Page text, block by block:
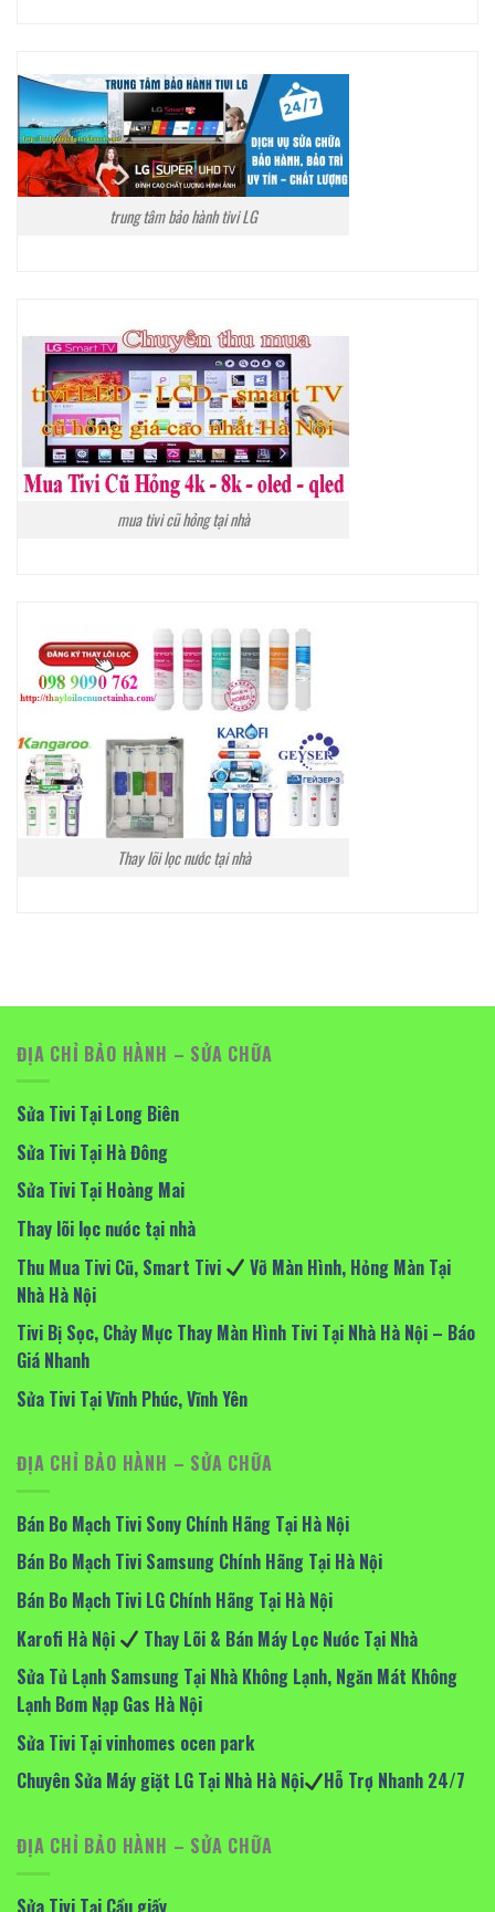
trung tâm bảo hành tivi LG
mua tivi cũ hỏng tại nhà
Thay lõi lọc nước tại nhà
ĐỊA CHỈ BẢO HÀNH – SỬA CHỮA
Sửa Tivi Tại Long Biên
Sửa Tivi Tại Hà Đông
Sửa Tivi Tại Hoàng Mai
Thay lõi lọc nước tại nhà
Thu Mua Tivi Cũ, Smart Tivi
Vỡ Màn Hình, Hỏng Màn Tại
Nhà Hà Nội
Tivi Bị Sọc, Chảy Mực Thay Màn Hình Tivi Tại Nhà Hà Nội – Báo
Giá Nhanh
Sửa Tivi Tại Vĩnh Phúc, Vĩnh Yên
ĐỊA CHỈ BẢO HÀNH – SỬA CHỮA
Bán Bo Mạch Tivi Sony Chính Hãng Tại Hà Nội
Bán Bo Mạch Tivi Samsung Chính Hãng Tại Hà Nội
Bán Bo Mạch Tivi LG Chính Hãng Tại Hà Nội
Karofi Hà Nội
Thay Lõi & Bán Máy Lọc Nước Tại Nhà
Sửa Tủ Lạnh Samsung Tại Nhà Không Lạnh, Ngăn Mát Không
Lạnh Bơm Nạp Gas Hà Nội
Sửa Tivi Tại vinhomes ocen park
Chuyên Sửa Máy giặt LG Tại Nhà Hà Nội
Hỗ Trợ Nhanh 24/7
ĐỊA CHỈ BẢO HÀNH – SỬA CHỮA
Sửa Tivi Tại Cầu giấy